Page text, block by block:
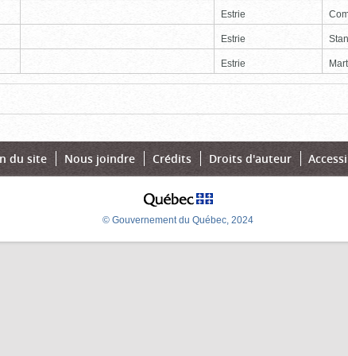
Estrie
Estrie
Estrie
du site Nous joindre Crédits Droits d'auteur
© Gouvernement du Québec, 2024